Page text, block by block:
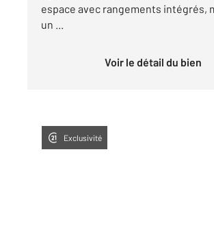
espace avec rangements intégrés,
un ...
Voir le détail du bien
Exclusivité